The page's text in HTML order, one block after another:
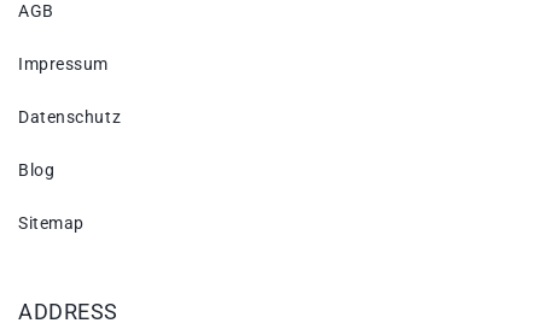
AGB
Impressum
Datenschutz
Blog
Sitemap
ADDRESS